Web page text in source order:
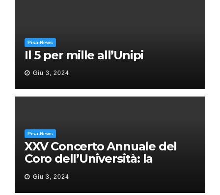
Pisa-News
Il 5 per mille all’Unipi
Giu 3, 2024
Pisa-News
XXV Concerto Annuale del
Coro dell’Università: la
“Messa in gloria” di Giacomo
Puccini
Giu 3, 2024